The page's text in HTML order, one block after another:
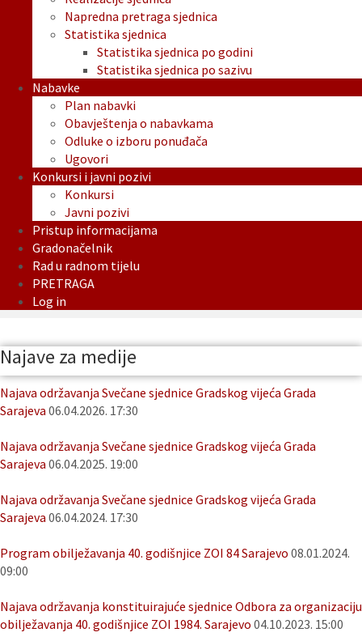
Napredna pretraga sjednica
Statistika sjednica
Statistika sjednica po godini
Statistika sjednica po sazivu
Nabavke
Plan nabavki
Obavještenja o nabavkama
Odluke o izboru ponuđača
Ugovori
Konkursi i javni pozivi
Konkursi
Javni pozivi
Pristup informacijama
Gradonačelnik
Rad u radnom tijelu
PRETRAGA
Log in
Najave za medije
Najava održavanja Svečane sjednice Gradskog vijeća Grada
Sarajeva 06.04.2026. 17:30
Najava održavanja Svečane sjednice Gradskog vijeća Grada
Sarajeva 06.04.2025. 19:00
Najava održavanja Svečane sjednice Gradskog vijeća Grada
Sarajeva 06.04.2024. 17:30
Program obilježavanja 40. godišnjice ZOI 84 Sarajevo 08.01.2024.
09:00
Najava održavanja konstituirajuće sjednice Odbora za organizaciju
obilježavanja 40. godišnjice ZOI 1984. Sarajevo 04.10.2023. 15:00